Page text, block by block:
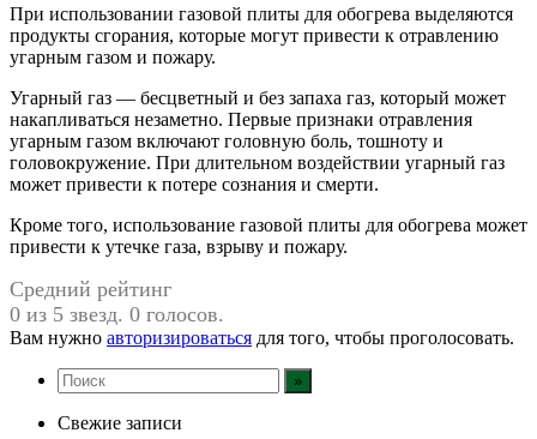
При использовании газовой плиты для обогрева выделяются
продукты сгорания, которые могут привести к отравлению
угарным газом и пожару.
Угарный газ — бесцветный и без запаха газ, который может
накапливаться незаметно. Первые признаки отравления
угарным газом включают головную боль, тошноту и
головокружение. При длительном воздействии угарный газ
может привести к потере сознания и смерти.
Кроме того, использование газовой плиты для обогрева может
привести к утечке газа, взрыву и пожару.
Средний рейтинг
0 из 5 звезд. 0 голосов.
Вам нужно авторизироваться для того, чтобы проголосовать.
Свежие записи